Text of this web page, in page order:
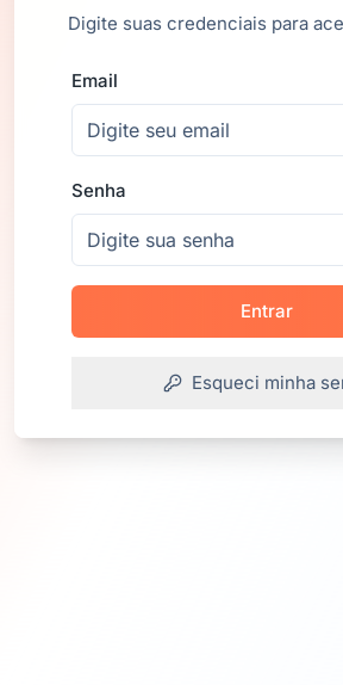
Digite suas credenciais para
Email
Senha
Entrar
Esqueci minha